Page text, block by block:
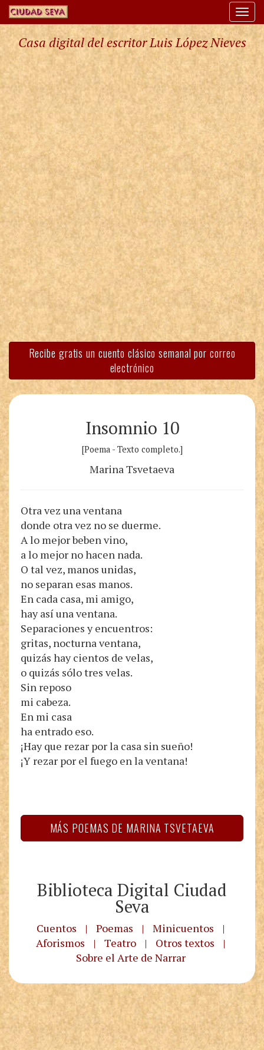
Casa digital del escritor Luis López Nieves
Recibe gratis un cuento clásico semanal por correo
electrónico
Insomnio 10
[Poema - Texto completo.]
Marina Tsvetaeva
Otra vez una ventana
donde otra vez no se duerme.
A lo mejor beben vino,
a lo mejor no hacen nada.
O tal vez, manos unidas,
no separan esas manos.
En cada casa, mi amigo,
hay así una ventana.
Separaciones y encuentros:
gritas, nocturna ventana,
quizás hay cientos de velas,
o quizás sólo tres velas.
Sin reposo
mi cabeza.
En mi casa
ha entrado eso.
¡Hay que rezar por la casa sin sueño!
¡Y rezar por el fuego en la ventana!
MÁS POEMAS DE MARINA TSVETAEVA
Biblioteca Digital Ciudad
Seva
Cuentos | Poemas | Minicuentos
|
Aforismos
| Teatro | Otros textos
|
Sobre el Arte de Narrar